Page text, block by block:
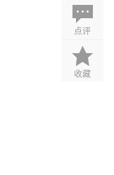
点评
收藏